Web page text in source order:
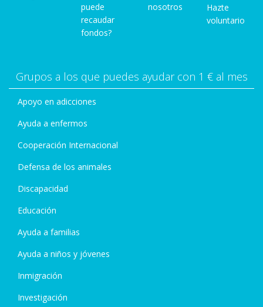
puede
recaudar
fondos?
nosotros
Hazte
voluntario
Grupos a los que puedes ayudar con 1 € al mes
Apoyo en adicciones
Ayuda a enfermos
Cooperación Internacional
Defensa de los animales
Discapacidad
Educación
Ayuda a familias
Ayuda a niños y jóvenes
Inmigración
Investigación